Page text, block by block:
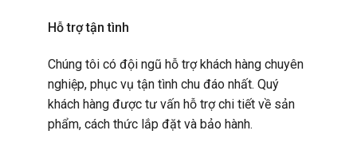
Hỗ trợ tận tình
Chúng tôi có đội ngũ hỗ trợ khách hàng chuyên
nghiệp, phục vụ tận tình chu đáo nhất. Quý
khách hàng được tư vấn hỗ trợ chi tiết về sản
phẩm, cách thức lắp đặt và bảo hành.